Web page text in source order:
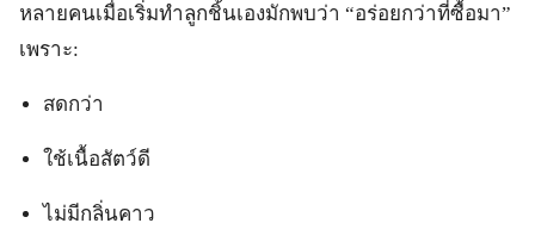
หลายคนเมื่อเริ่มทำลูกชิ้นเองมักพบว่า “อร่อยกว่าที่ซื้อมา”
เพราะ:
สดกว่า
ใช้เนื้อสัตว์ดี
ไม่มีกลิ่นคาว